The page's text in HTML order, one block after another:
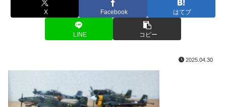
X Facebook はてブ
LINE コピー
2025.04.30